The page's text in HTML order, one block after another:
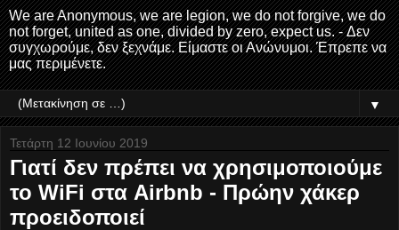
We are Anonymous, we are legion, we do not forgive, we do
not forget, united as one, divided by zero, expect us. - Δεν
συγχωρούμε, δεν ξεχνάμε. Είμαστε οι Ανώνυμοι. Έπρεπε να
μας περιμένετε.
▼
Τετάρτη 12 Ιουνίου 2019
Γιατί δεν πρέπει να χρησιμοποιούμε
το WiFi στα Airbnb - Πρώην χάκερ
προειδοποιεί